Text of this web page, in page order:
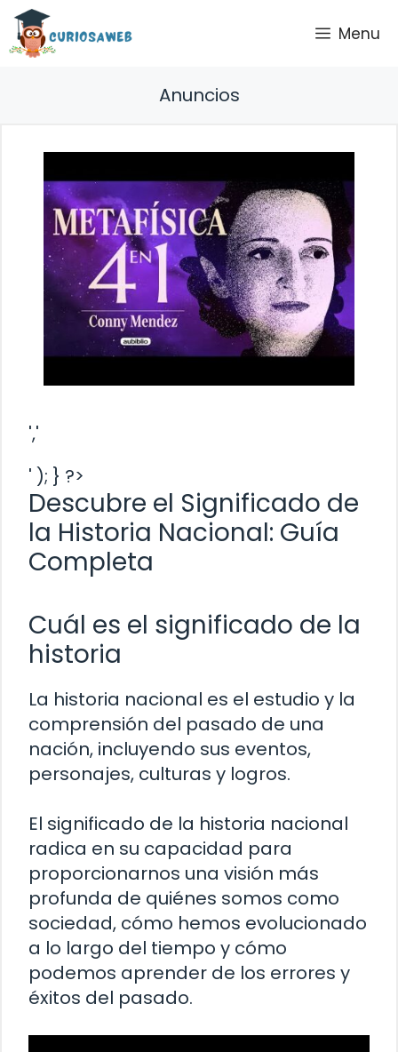
Saltar
contenido
Menu
Anuncios
','
' ); } ?>
Descubre el Significado de
la Historia Nacional: Guía
Completa
Cuál es el significado de la
historia
La historia nacional es el estudio y la
comprensión del pasado de una
nación, incluyendo sus eventos,
personajes, culturas y logros.
El significado de la historia nacional
radica en su capacidad para
proporcionarnos una visión más
profunda de quiénes somos como
sociedad, cómo hemos evolucionado
a lo largo del tiempo y cómo
podemos aprender de los errores y
éxitos del pasado.